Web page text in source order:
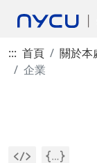
::: 首頁 關於本
企業